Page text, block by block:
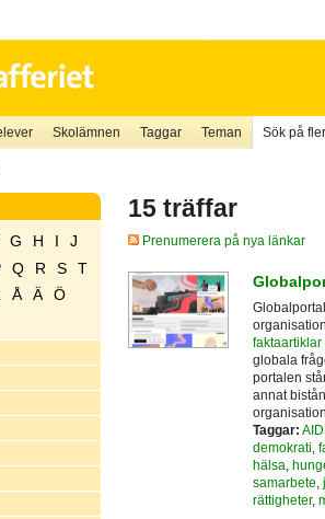
Skolämnen Taggar Teman Sök på
G H I
J
Q R S
T
Å Ä
Ö
15 träffar
Prenumerera på nya länkar
globala
portalen
annat
Taggar:
demokrati
hälsa
samarbete
rättigheter,